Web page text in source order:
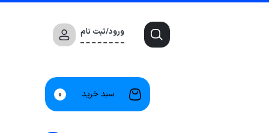
ورود/ثبت نام
سبد خرید 0